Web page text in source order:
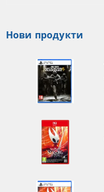
Нови продукти